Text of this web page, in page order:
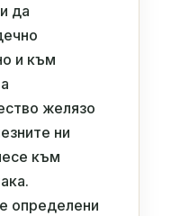
да
и към
желязо
ни
към
определени